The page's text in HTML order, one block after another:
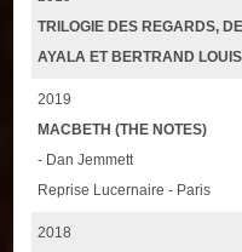
TRILOGIE DES REGARDS,
AYALA ET BERTRAND
2019
MACBETH (THE NOTES)
- Dan Jemmett
Reprise Lucernaire - Paris
2018